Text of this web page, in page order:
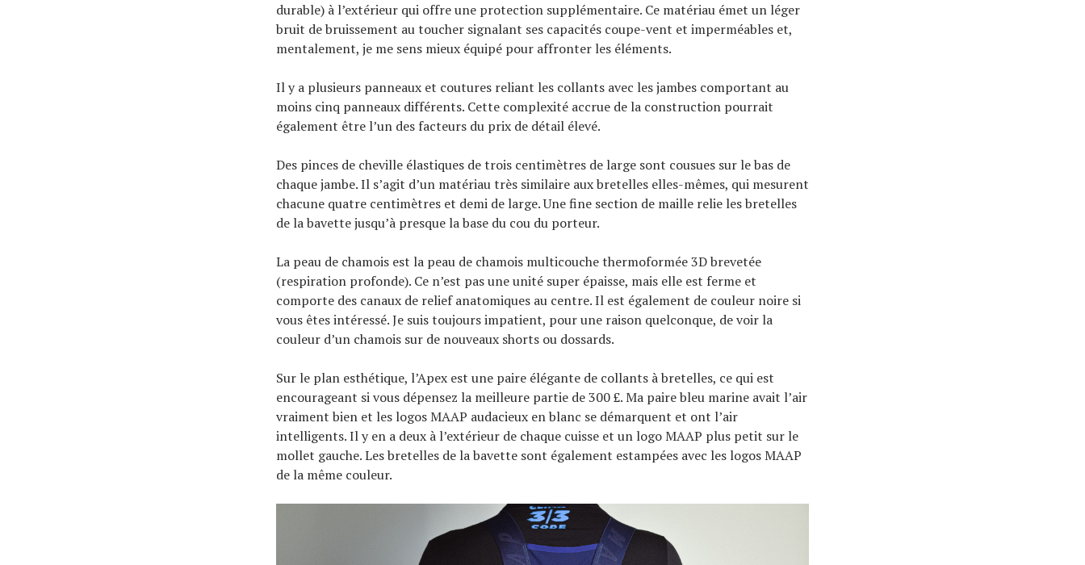
durable) à l’extérieur qui offre une protection supplémentaire. Ce matériau émet un léger
bruit de bruissement au toucher signalant ses capacités coupe-vent et imperméables et,
mentalement, je me sens mieux équipé pour affronter les éléments.
Il y a plusieurs panneaux et coutures reliant les collants avec les jambes comportant au
moins cinq panneaux différents. Cette complexité accrue de la construction pourrait
également être l’un des facteurs du prix de détail élevé.
Des pinces de cheville élastiques de trois centimètres de large sont cousues sur le bas de
chaque jambe. Il s’agit d’un matériau très similaire aux bretelles elles-mêmes, qui mesurent
chacune quatre centimètres et demi de large. Une fine section de maille relie les bretelles
de la bavette jusqu’à presque la base du cou du porteur.
La peau de chamois est la peau de chamois multicouche thermoformée 3D brevetée
(respiration profonde). Ce n’est pas une unité super épaisse, mais elle est ferme et
comporte des canaux de relief anatomiques au centre. Il est également de couleur noire si
vous êtes intéressé. Je suis toujours impatient, pour une raison quelconque, de voir la
couleur d’un chamois sur de nouveaux shorts ou dossards.
Sur le plan esthétique, l’Apex est une paire élégante de collants à bretelles, ce qui est
encourageant si vous dépensez la meilleure partie de 300 £. Ma paire bleu marine avait l’air
vraiment bien et les logos MAAP audacieux en blanc se démarquent et ont l’air
intelligents. Il y en a deux à l’extérieur de chaque cuisse et un logo MAAP plus petit sur le
mollet gauche. Les bretelles de la bavette sont également estampées avec les logos MAAP
de la même couleur.